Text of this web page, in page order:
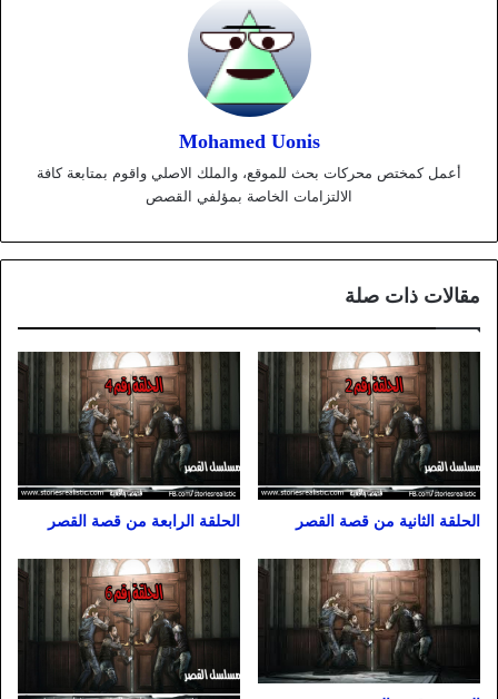
Mohamed Uonis
أعمل كمختص محركات بحث للموقع، والملك الاصلي واقوم بمتابعة كافة
الالتزامات الخاصة بمؤلفي القصص
مقالات ذات صلة
الحلقة الثانية من قصة القصر الحلقة الرابعة من قصة القصر